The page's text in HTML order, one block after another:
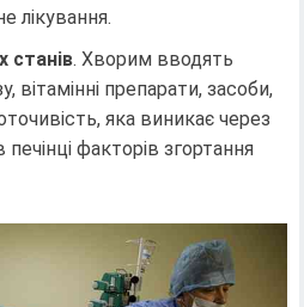
лікування.
станів. Хворим вводять
вітамінні препарати, засоби,
яка виникає через
факторів згортання